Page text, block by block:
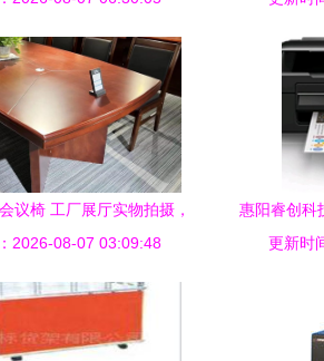
议椅 工厂展厅实物拍摄，
公家具首选邱哥安
2026-08-07 03:09:48
惠阳睿创科
更新时